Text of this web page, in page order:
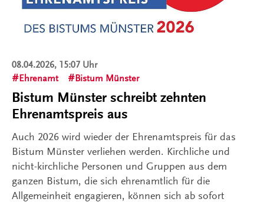
08.04.2026, 15:07 Uhr
Ehrenamt
Bistum Münster
Bistum Münster schreibt zehnten
Ehrenamtspreis aus
Auch 2026 wird wieder der Ehrenamtspreis für das
Bistum Münster verliehen werden. Kirchliche und
nicht-kirchliche Personen und Gruppen aus dem
ganzen Bistum, die sich ehrenamtlich für die
Allgemeinheit engagieren, können sich ab sofort